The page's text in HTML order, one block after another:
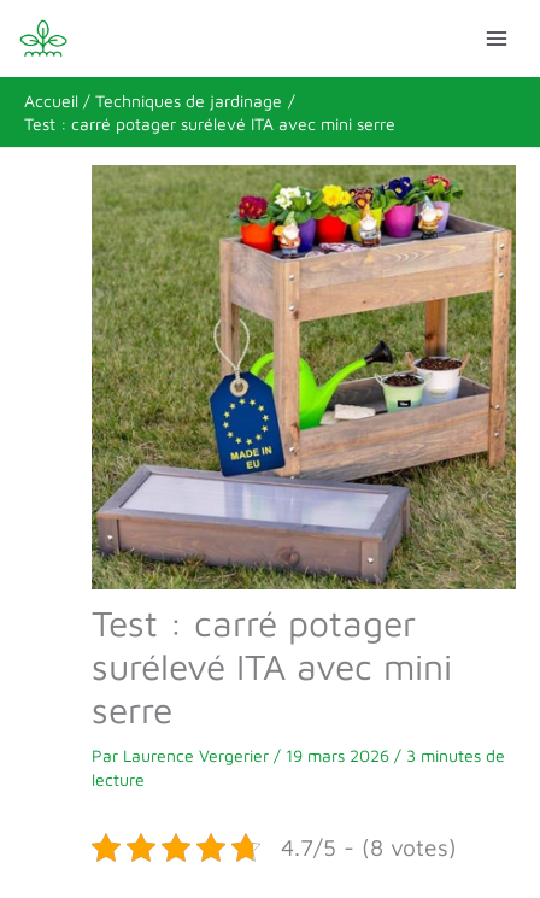
contenu
Accueil
Techniques de jardinage
Test : carré potager surélevé ITA avec mini serre
Test : carré potager
surélevé ITA avec mini
serre
Par Laurence Vergerier / 19 mars 2026 / 3 minutes de
lecture
4.7/5 - (8 votes)
Rechercher